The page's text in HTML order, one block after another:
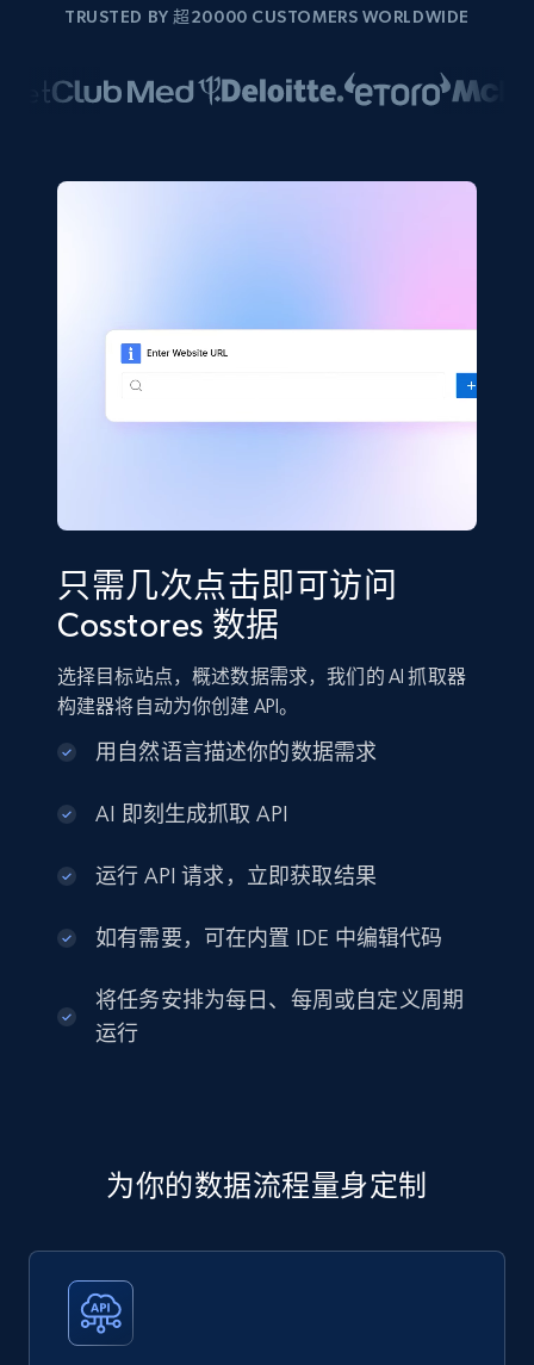
TRUSTED BY 超20000 CUSTOMERS WORLDWIDE
只需几次点击即可访问
Cosstores 数据
选择目标站点，概述数据需求，我们的 AI 抓取器
构建器将自动为你创建 API。
用自然语言描述你的数据需求
AI 即刻生成抓取 API
运行 API 请求，立即获取结果
如有需要，可在内置 IDE 中编辑代码
将任务安排为每日、每周或自定义周期
运行
为你的数据流程量身定制